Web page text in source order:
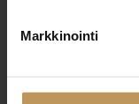
Markkinointi